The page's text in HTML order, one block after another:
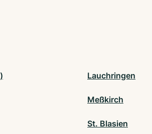
Lauchringen
Meßkirch
St. Blasien